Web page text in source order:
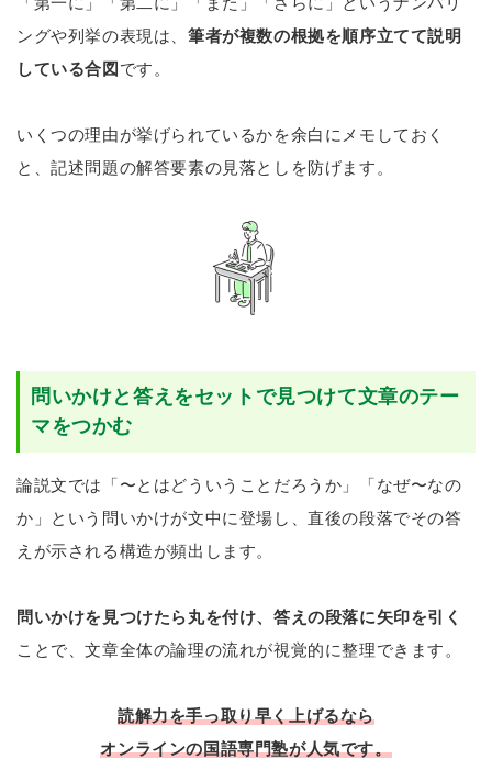
ングや列挙の表現は、 筆者が複数の根拠を順序立てて説明
している合図 です。
いくつの理由が挙げられているかを余白にメモしておく
と、記述問題の解答要素の見落としを防げます。
問いかけと答えをセットで見つけて文章のテー
マをつかむ
論説文では「〜とはどういうことだろうか」「なぜ〜なの
か」という問いかけが文中に登場し、直後の段落でその答
えが示される構造が頻出します。
問いかけを見つけたら丸を付け、答えの段落に矢印を引く
ことで、文章全体の論理の流れが視覚的に整理できます。
読解力を手っ取り早く上げるなら
オンラインの国語専門塾が人気です。